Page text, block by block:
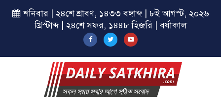
শনিবার | ২৪শে শ্রাবণ, ১৪৩৩ বঙ্গাব্দ | ৮ই আগস্ট, ২০২৬
খ্রিস্টাব্দ | ২৪শে সফর, ১৪৪৮ হিজরি | বর্ষাকাল